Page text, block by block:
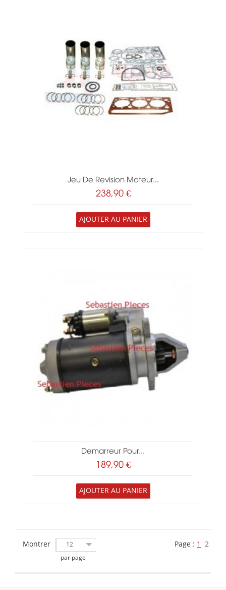
Jeu De Revision Moteur...
238,90 €
AJOUTER AU PANIER
Demarreur Pour...
189,90 €
AJOUTER AU PANIER
Montrer
12
par page
Page : 1 2